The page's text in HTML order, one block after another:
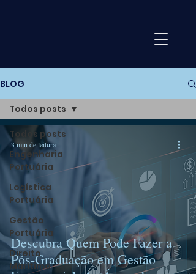
BLOG
Todos posts
Engenharia
Portuária
Logística
Portuária
Gestão
Portuária
Direito
Marítimo
Todos posts
Descubra Quem Pode Fazer a
Pós-Graduação em Gestão
3 min de leitura